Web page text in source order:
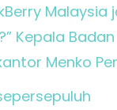
Kepala
Menko